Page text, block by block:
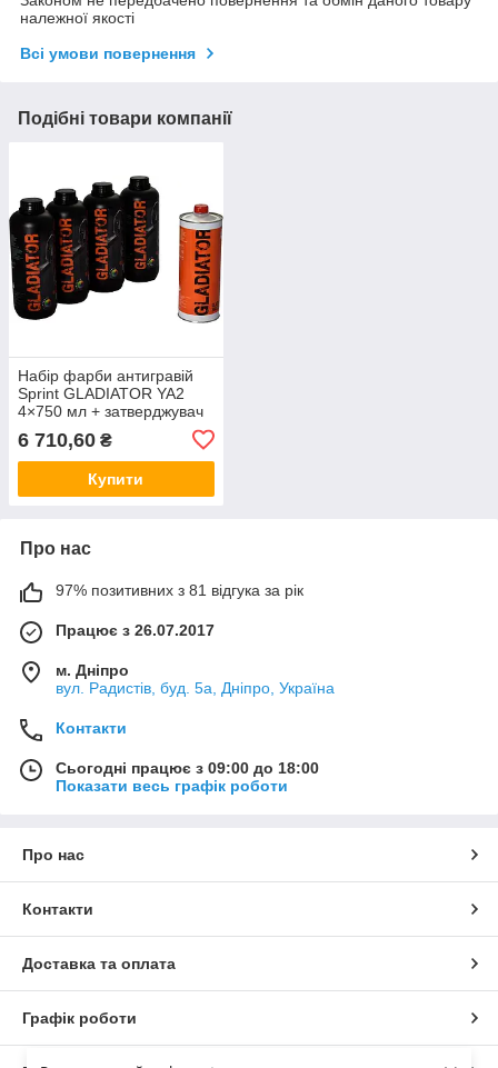
належної якості
Всі умови повернення
Подібні товари компанії
Набір фарби антигравій
Sprint GLADIATOR YA2
4×750 мл + затверджувач
6 710,60 ₴
Купити
Про нас
97% позитивних з 81 відгука за рік
Працює з 26.07.2017
м. Дніпро
вул. Радистів, буд. 5а, Дніпро, Україна
Контакти
Сьогодні працює з 09:00 до 18:00
Показати весь графік роботи
Про нас
Контакти
Доставка та оплата
Графік роботи